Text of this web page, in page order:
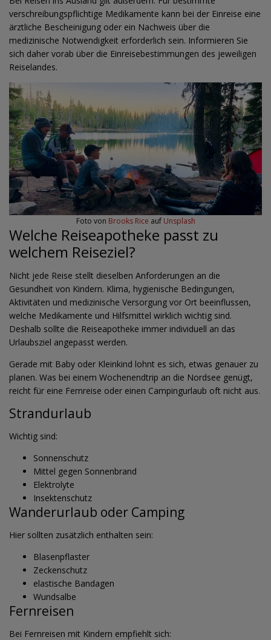
verschreibungspflichtige Medikamente kann bei der Einreise eine
ärztliche Bescheinigung oder ein Nachweis über die
medizinische Notwendigkeit erforderlich sein. Informieren Sie
sich daher vorab über die Einreisebestimmungen des jeweiligen
Reiselandes.
Foto von Brooks Rice auf Unsplash
Welche Reiseapotheke passt zu
welchem Reiseziel?
Nicht jede Reise stellt dieselben Anforderungen an die
Gesundheit von Kindern. Klima, hygienische Bedingungen,
Aktivitäten und medizinische Versorgung vor Ort beeinflussen,
welche Medikamente und Hilfsmittel wirklich wichtig sind.
Deshalb sollte die Reiseapotheke immer individuell an das
Urlaubsziel angepasst werden.
Gerade mit Baby oder Kleinkind lohnt es sich, etwas genauer zu
planen. Was bei einem Wochenendtrip an die Nordsee genügt,
reicht für eine Fernreise oder einen Campingurlaub oft nicht aus.
Strandurlaub
Wichtig sind:
Sonnenschutz
Mittel gegen Sonnenbrand
Elektrolyte
Insektenschutz
Wanderurlaub oder Camping
Hier sollten zusätzlich enthalten sein:
Blasenpflaster
Zeckenschutz
elastische Bandagen
Wundsalbe
Fernreisen
Bei Fernreisen mit Kindern empfiehlt sich: